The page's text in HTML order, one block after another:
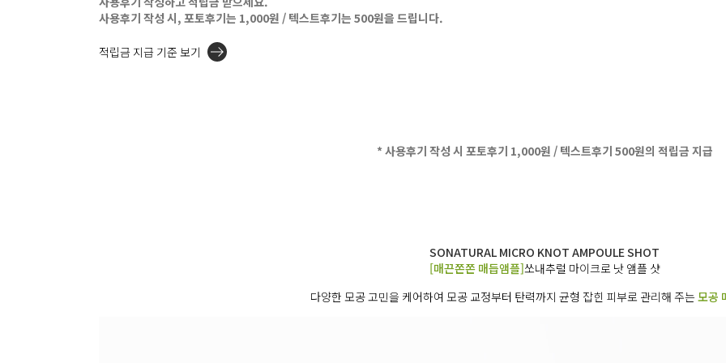
사용후기 작성 시, 포토후기는 1,000원 / 텍스트후기는 500원을 드립니다.
적립금 지급 기준 보기
* 사용후기 작성 시 포토후기 1,000원 / 텍스트후기 500원의 적립금 지급
SONATURAL MICRO KNOT AMPOULE SHOT
[매끈쫀쫀 매듭앰플]쏘내추럴 마이크로 낫 앰플 샷
다양한 모공 고민을 케어하여 모공 교정부터 탄력까지 균형 잡힌 피부로 관리해 주는 모공